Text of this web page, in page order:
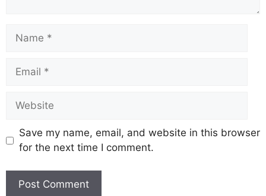
Save my name, email, and website in this browser
for the next time I comment.